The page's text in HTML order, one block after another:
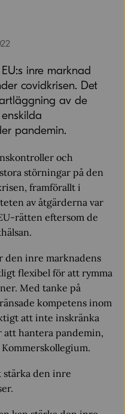
inre marknad
covidkrisen. Det
av de
pandemin.
och
störningar på den
framförallt i
av åtgärderna var
rätten eftersom de
den inre marknadens
flexibel för att rymma
Med tanke på
kompetens inom
att inte inskränka
att hantera pandemin,
stärka den inre